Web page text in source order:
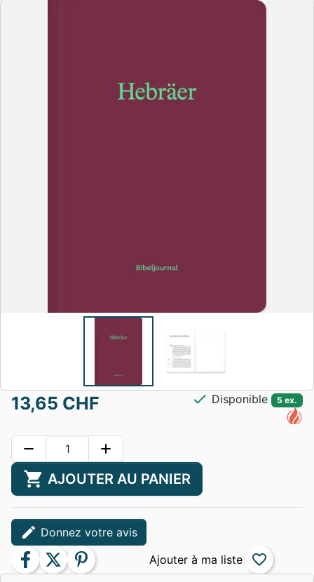
13,65 CHF check Disponible 5 ex.
remove add
shopping_cart AJOUTER AU PANIER
edit Donnez votre avis
facebook twitter pinterest favorite_border